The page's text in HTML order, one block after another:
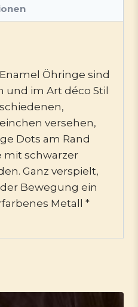
Öhringe sind
und im Art déco Stil
versehen,
Dots am Rand
mit schwarzer
Ganz verspielt,
Bewegung ein
Metall *